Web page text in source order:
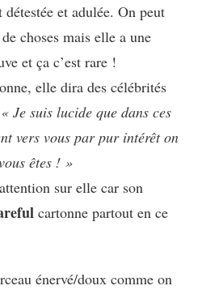
et adulée. On peut
choses mais elle a une
et ça c’est rare !
elle dira des célébrités
« Je suis lucide que dans ces
vers vous par pur intérêt on
êtes ! »
sur elle car son
cartonne partout en ce
énervé/doux comme on